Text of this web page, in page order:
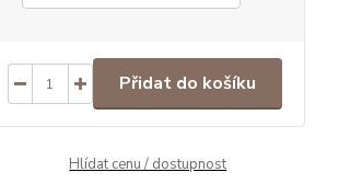
Přidat do košíku
Hlídat cenu / dostupnost